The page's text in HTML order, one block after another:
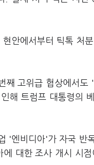
안에서부터 틱톡 처
째 고위급 협상에서
해 트럼프 대통령의
'엔비디아'가 자국 반
대한 조사 개시 시